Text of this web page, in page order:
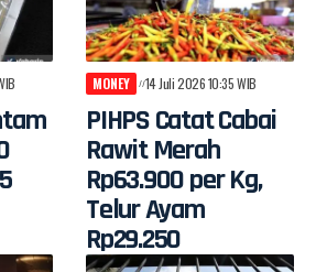
MONEY 14 Juli 2026 10:35 WIB
PIHPS Catat Cabai
Rawit Merah
Rp63.900 per Kg,
Telur Ayam
Rp29.250